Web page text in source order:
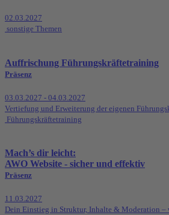
02.03.2027
sonstige Themen
Auffrischung Führungskräftetraining
Präsenz
03.03.2027 - 04.03.2027
Vertiefung und Erweiterung der eigenen
Führungskräftetraining
Mach’s dir leicht:
AWO Website - sicher und effektiv
Präsenz
11.03.2027
Dein Einstieg in Struktur, Inhalte & Moderation –